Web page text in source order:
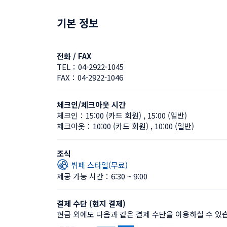
기본 정보
전화 / FAX
TEL： 04-2922-1045
FAX： 04-2922-1046
체크인/체크아웃 시간
체크인： 15:00 (카드 회원) , 15:00 (일반)
체크아웃： 10:00 (카드 회원) , 10:00 (일반)
조식
뷔페 스타일(무료)
제공 가능 시간：6:30 ~ 9:00
결제 수단 (현지 결제)
현금 외에도 다음과 같은 결제 수단을 이용하실 수 있